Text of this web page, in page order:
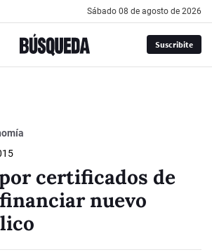
sábado 08 de agosto de 2026
Suscribite
certificados de
nuevo